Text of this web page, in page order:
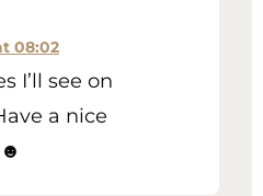
08:02
I’ll see on
a nice